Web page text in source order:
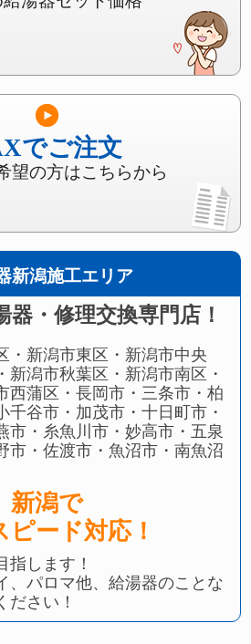
でご注文
望の方はこちらから
新潟施工エリア
器・修理交換専門店！
・新潟市東区・新潟市中央
新潟市秋葉区・新潟市南区・
西蒲区・長岡市・三条市・柏
千谷市・加茂市・十日町市・
市・糸魚川市・妙高市・五泉
市・佐渡市・魚沼市・南魚沼
新潟で
ピード対応！
指します！
、パロマ他、給湯器のことな
ださい！